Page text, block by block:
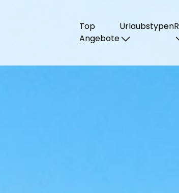
Top
Angebote
Urlaubstypen